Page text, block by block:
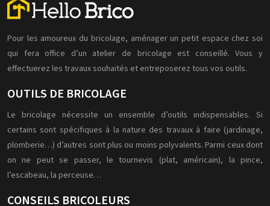
Pour les amoureux du bricolage, aménager un petit espace chez soi
qui fera office d’un atelier de bricolage est conseillé. Vous y
effectuerez les travaux souhaités et entreposerez tous vos outils.
OUTILS DE BRICOLAGE
Le bricolage nécessite un ensemble d’outils indispensables. Si
certains sont spécifiques à la nature des travaux à faire (jardinage,
plomberie…) d’autres sont plus ou moins polyvalents. Parmi ceux dont
on ne peut se passer, le tournevis (plat, américain), la pince,
l’escabeau, la perceuse…
CONSEILS BRICOLEURS